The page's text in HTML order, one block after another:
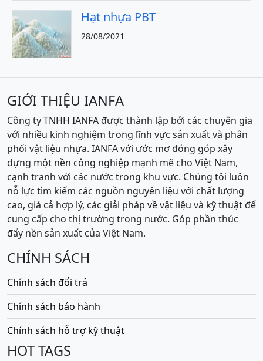
Hạt nhựa PBT
28/08/2021
GIỚI THIỆU IANFA
Công ty TNHH IANFA được thành lập bởi các chuyên gia
với nhiều kinh nghiệm trong lĩnh vực sản xuất và phân
phối vật liệu nhựa. IANFA với ước mơ đóng góp xây
dựng một nền công nghiệp mạnh mẽ cho Việt Nam,
cạnh tranh với các nước trong khu vực. Chúng tôi luôn
nỗ lực tìm kiếm các nguồn nguyên liệu với chất lượng
cao, giá cả hợp lý, các giải pháp về vật liệu và kỹ thuật để
cung cấp cho thị trường trong nước. Góp phần thúc
đẩy nền sản xuất của Việt Nam.
CHÍNH SÁCH
Chính sách đổi trả
Chính sách bảo hành
Chính sách hỗ trợ kỹ thuật
HOT TAGS